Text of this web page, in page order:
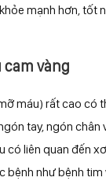
mạnh hơn, tốt
cam vàng
máu) rất cao có
tay, ngón chân
có liên quan đến
bệnh như bệnh tim